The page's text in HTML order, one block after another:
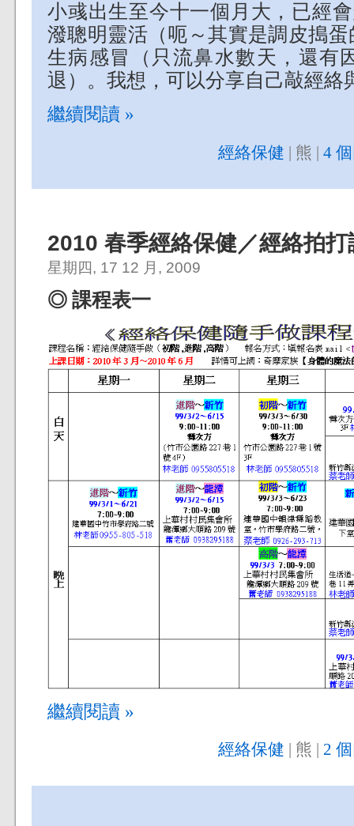
小彧出生至今十一個月大，已經
潑聰明靈活（呃～其實是調皮搗
生病感冒（只流鼻水數天，還有
退）。我想，可以分享自己敲經絡
繼續閱讀 »
經絡保健 | 熊 | 4
2010 春季經絡保健／經絡拍打
星期四, 17 12 月, 2009
◎ 課程表一
繼續閱讀 »
經絡保健 | 熊 | 2